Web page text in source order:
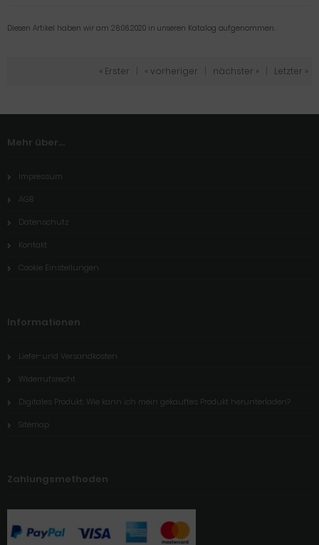
Diesen Artikel haben wir am 26.06.2020 in unseren Katalog aufgenommen.
« Erster « vorheriger nächster » Letzter »
Mehr über...
Impressum
AGB
Datenschutz
Kontakt
Cookie Einstellungen
Informationen
Liefer-und Versandkosten
Widerrufsrecht
Digitales Produkt: Wie kann ich mein gekauftes Produkt herunterladen?
Sitemap
Zahlungsmethoden